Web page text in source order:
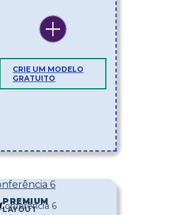
CRIE UM MODELO
GRATUITO
6
PREMIUM
LAYOUT